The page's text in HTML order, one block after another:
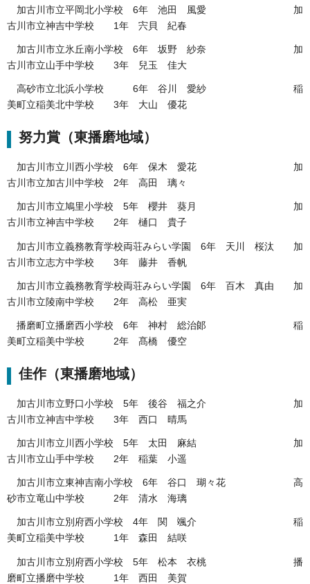
加古川市立平岡北小学校 6年 池田 風愛 加
古川市立神吉中学校 1年 宍貝 紀春
加古川市立氷丘南小学校 6年 坂野 紗奈 加
古川市立山手中学校 3年 兒玉 佳大
高砂市立北浜小学校 6年 谷川 愛紗 稲
美町立稲美北中学校 3年 大山 優花
努力賞（東播磨地域）
加古川市立川西小学校 6年 保木 愛花 加
古川市立加古川中学校 2年 高田 璃々
加古川市立鳩里小学校 5年 櫻井 葵月 加
古川市立神吉中学校 2年 樋口 貴子
加古川市立義務教育学校両荘みらい学園 6年 天川 桜汰 加
古川市立志方中学校 3年 藤井 香帆
加古川市立義務教育学校両荘みらい学園 6年 百木 真由 加
古川市立陵南中学校 2年 高松 亜実
播磨町立播磨西小学校 6年 神村 総治郞 稲
美町立稲美中学校 2年 髙橋 優空
佳作（東播磨地域）
加古川市立野口小学校 5年 後谷 福之介 加
古川市立神吉中学校 3年 西口 晴馬
加古川市立川西小学校 5年 太田 麻結 加
古川市立山手中学校 2年 稲葉 小遥
加古川市立東神吉南小学校 6年 谷口 瑚々花 高
砂市立竜山中学校 2年 清水 海璃
加古川市立別府西小学校 4年 関 颯介 稲
美町立稲美中学校 1年 森田 結咲
加古川市立別府西小学校 5年 松本 衣桃 播
磨町立播磨中学校 1年 西田 美賀